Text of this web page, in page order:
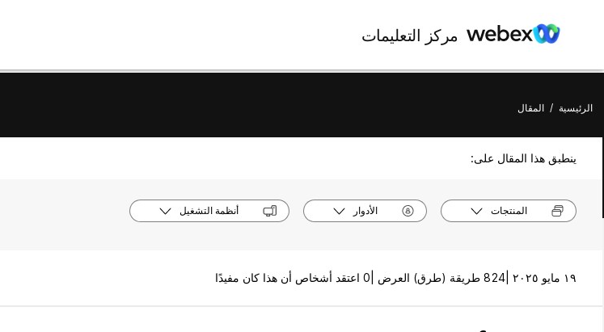
مركز التعليمات
الرئيسية / المقال
ينطبق هذا المقال على:
المنتجات الأدوار أنظمة التشغيل
١٩ مايو ٢٠٢٥ | 824 طريقة (طرق) العرض | 0 اعتقد أشخاص أن هذا كان مفيدًا